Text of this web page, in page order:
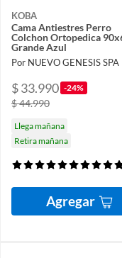
KOBA
Cama Antiestres Perro
Colchon Ortopedica
Grande Azul
Por NUEVO GENESIS SPA
$ 33.990 -24%
$ 44.990
Llega mañana
Retira mañana
Agregar